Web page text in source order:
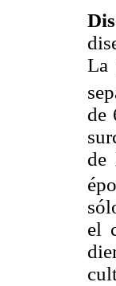
La
de
de
el